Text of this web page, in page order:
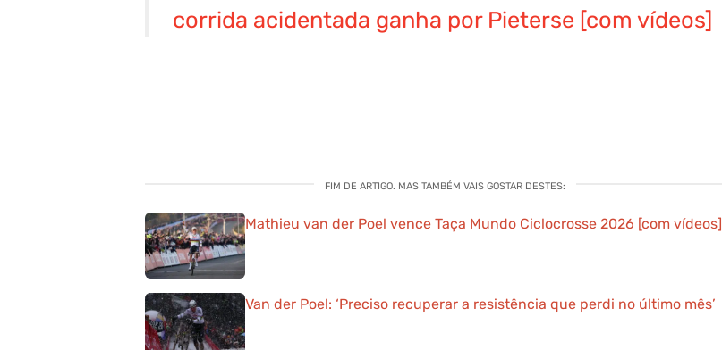
corrida acidentada ganha por Pieterse [com vídeos]
FIM DE ARTIGO. MAS TAMBÉM VAIS GOSTAR DESTES:
Mathieu van der Poel vence Taça Mundo Ciclocrosse 2026 [com vídeos]
Van der Poel: ‘Preciso recuperar a resistência que perdi no último mês’